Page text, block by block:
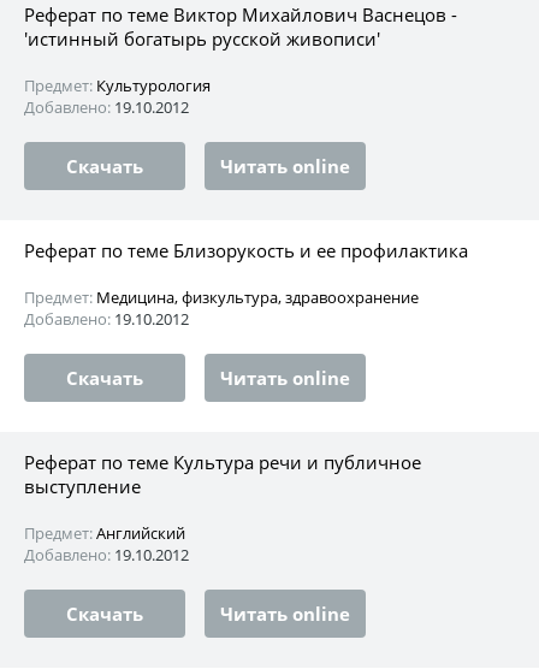
Реферат по теме Виктор Михайлович Васнецов -
'истинный богатырь русской живописи'
Предмет: Культурология
Добавлено: 19.10.2012
Скачать Читать online
Реферат по теме Близорукость и ее профилактика
Предмет: Медицина, физкультура, здравоохранение
Добавлено: 19.10.2012
Скачать Читать online
Реферат по теме Культура речи и публичное
выступление
Предмет:Английский
Добавлено: 19.10.2012
Скачать Читать online